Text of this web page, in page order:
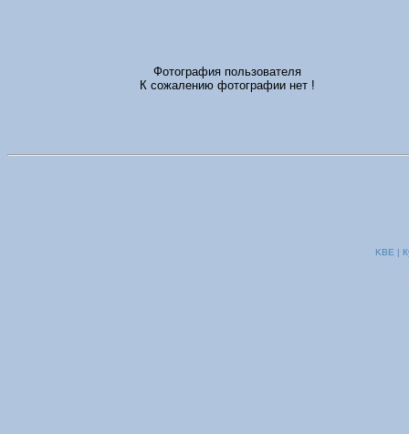
Фотография пользователя
К сожалению фотографии нет !
KBE |